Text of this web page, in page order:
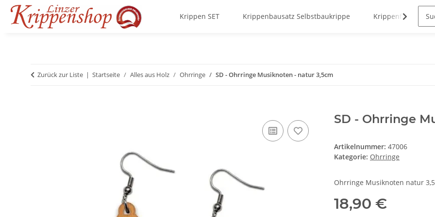
Krippen SET Krippenbausatz Selbstbaukrippe Krippenfiguren
Zurück zur Liste Startseite Alles aus Holz Ohrringe SD - Ohrringe Musiknoten - natur 3,5cm
SD - Ohrringe
Artikelnummer: 47006
Kategorie: Ohrringe
Ohrringe Musiknoten natur
18,90 €